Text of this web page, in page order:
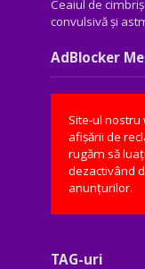
Ceaiul de
convulsivă şi
AdBlocker
Site-ul nostru
afișării de
rugăm să
dezactivând
anunțurilor.
TAG-uri